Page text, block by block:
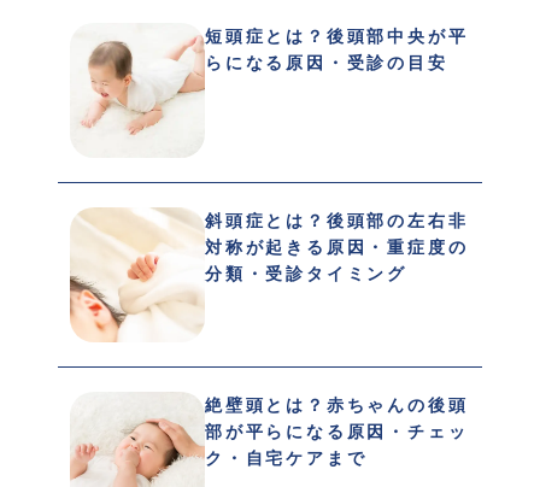
短頭症とは？後頭部中央が平
らになる原因・受診の目安
斜頭症とは？後頭部の左右非
対称が起きる原因・重症度の
分類・受診タイミング
絶壁頭とは？赤ちゃんの後頭
部が平らになる原因・チェッ
ク・自宅ケアまで